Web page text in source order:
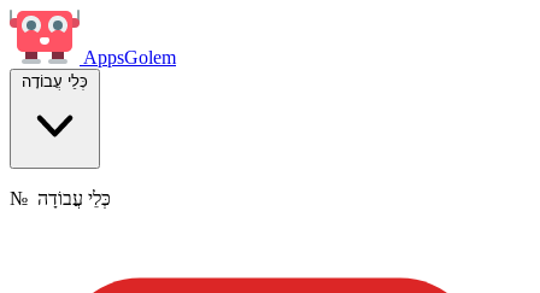
AppsGolem
כְּלֵי עֲבוֹדָה
№ כְּלֵי עֲבוֹדָה